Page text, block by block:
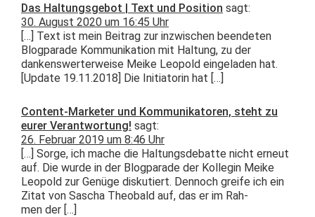
Das Haltungsgebot | Text und Position sagt:
30. August 2020 um 16:45 Uhr
[…] Text ist mein Beitrag zur inzwis­chen been­de­ten
Blog­pa­rade Kom­mu­nika­tion mit Hal­tung, zu der
dankenswert­er­weise Meike Leopold ein­ge­laden hat.
[Update 19.11.2018] Die Ini­tia­torin hat […]
Content-Marketer und Kommunikatoren, steht zu
eurer Verantwortung! sagt:
26. Februar 2019 um 8:46 Uhr
[…] Sorge, ich mache die Hal­tungs­de­bat­te nicht erneut
auf. Die wurde in der Blog­pa­rade der Kol­le­gin Meike
Leopold zur Genüge disku­tiert. Den­noch greife ich ein
Zitat von Sascha Theobald auf, das er im Rah­
men der […]